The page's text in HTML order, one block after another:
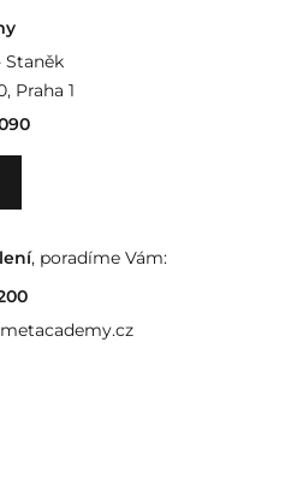
Staněk
Praha 1
, poradíme Vám: